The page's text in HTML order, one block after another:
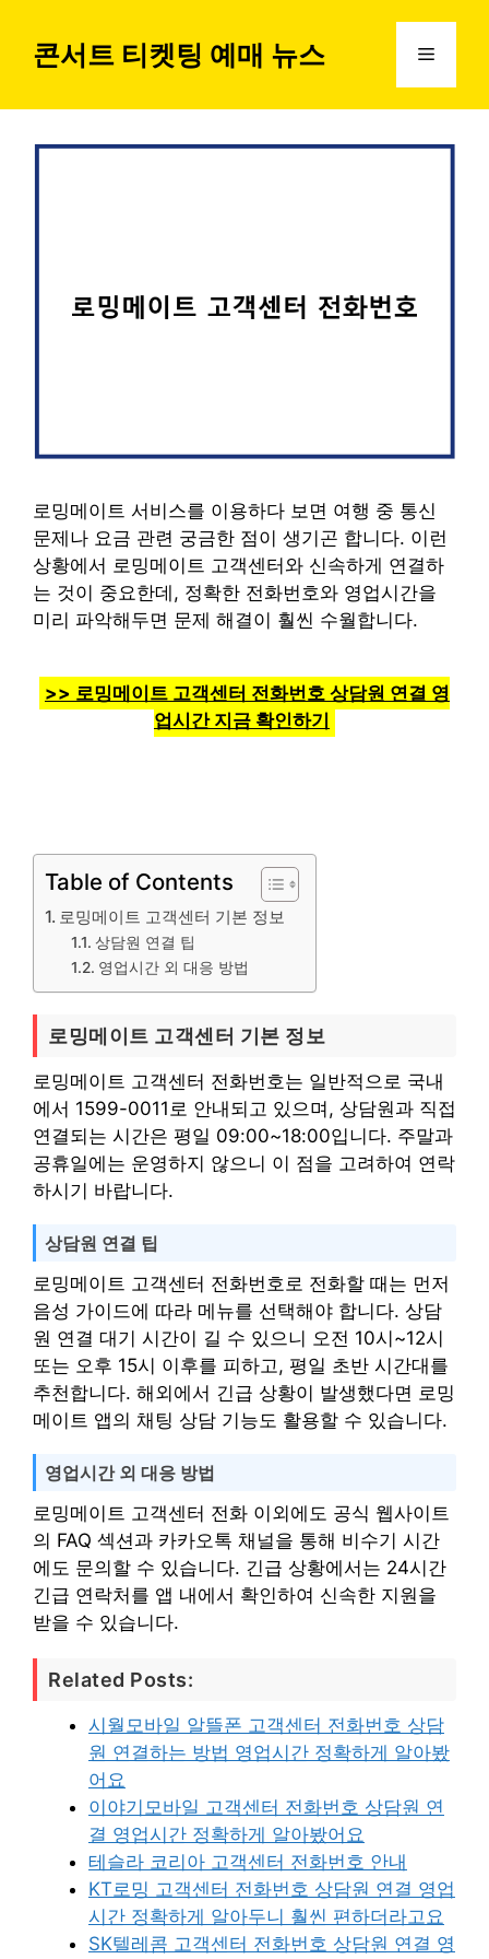
콘서트 티켓팅 예매 뉴스 메
로밍메이트 서비스를 이용하다 보면 여행 중 통신
문제나 요금 관련 궁금한 점이 생기곤 합니다. 이런
상황에서 로밍메이트 고객센터와 신속하게 연결하
는 것이 중요한데, 정확한 전화번호와 영업시간을
미리 파악해두면 문제 해결이 훨씬 수월합니다.
>> 로밍메이트 고객센터 전화번호 상담원 연결 영
업시간 지금 확인하기
Table of Contents
로밍메이트 고객센터 기본 정보
상담원 연결 팁
영업시간 외 대응 방법
로밍메이트 고객센터 기본 정보
로밍메이트 고객센터 전화번호는 일반적으로 국내
에서 1599-0011로 안내되고 있으며, 상담원과 직접
연결되는 시간은 평일 09:00~18:00입니다. 주말과
공휴일에는 운영하지 않으니 이 점을 고려하여 연락
하시기 바랍니다.
상담원 연결 팁
로밍메이트 고객센터 전화번호로 전화할 때는 먼저
음성 가이드에 따라 메뉴를 선택해야 합니다. 상담
원 연결 대기 시간이 길 수 있으니 오전 10시~12시
또는 오후 15시 이후를 피하고, 평일 초반 시간대를
추천합니다. 해외에서 긴급 상황이 발생했다면 로밍
메이트 앱의 채팅 상담 기능도 활용할 수 있습니다.
영업시간 외 대응 방법
로밍메이트 고객센터 전화 이외에도 공식 웹사이트
의 FAQ 섹션과 카카오톡 채널을 통해 비수기 시간
에도 문의할 수 있습니다. 긴급 상황에서는 24시간
긴급 연락처를 앱 내에서 확인하여 신속한 지원을
받을 수 있습니다.
Related Posts:
시월모바일 알뜰폰 고객센터 전화번호 상담
원 연결하는 방법 영업시간 정확하게 알아봤
어요
이야기모바일 고객센터 전화번호 상담원 연
결 영업시간 정확하게 알아봤어요
테슬라 코리아 고객센터 전화번호 안내
KT로밍 고객센터 전화번호 상담원 연결 영업
시간 정확하게 알아두니 훨씬 편하더라고요
SK텔레콤 고객센터 전화번호 상담원 연결 영